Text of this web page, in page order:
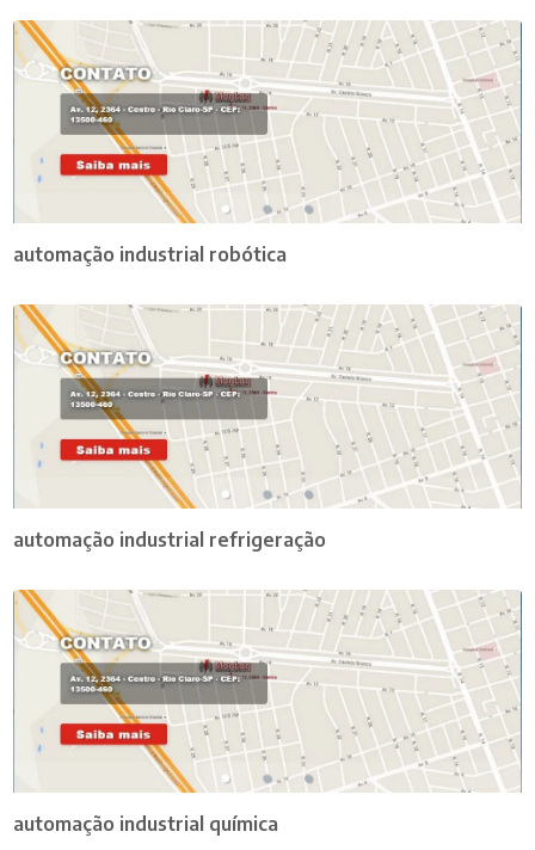
automação industrial robótica
automação industrial refrigeração
automação industrial química